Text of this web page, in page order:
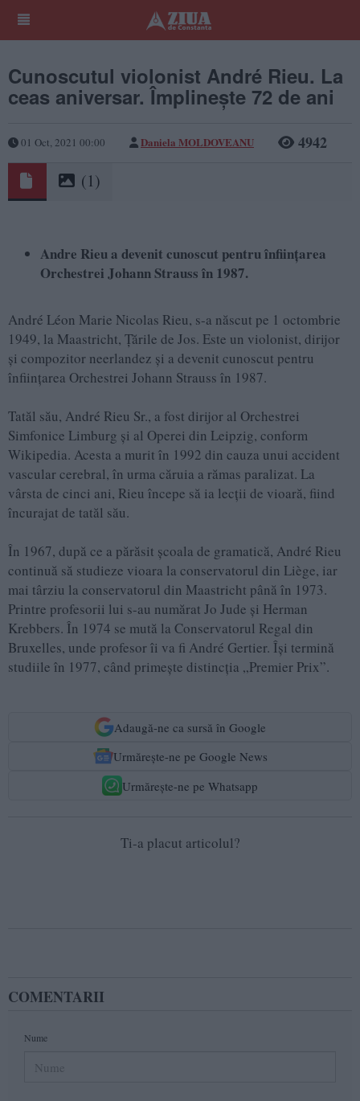
Cunoscutul violonist André Rieu. La
ceas aniversar. Împlinește 72 de ani
01 Oct, 2021 00:00 Daniela MOLDOVEANU 4942
(1)
Andre Rieu a devenit cunoscut pentru înființarea
Orchestrei Johann Strauss în 1987.
André Léon Marie Nicolas Rieu, s-a născut pe 1 octombrie
1949, la Maastricht, Țările de Jos. Este un violonist, dirijor
și compozitor neerlandez și a devenit cunoscut pentru
înființarea Orchestrei Johann Strauss în 1987.
Tatăl său, André Rieu Sr., a fost dirijor al Orchestrei
Simfonice Limburg și al Operei din Leipzig, conform
Wikipedia. Acesta a murit în 1992 din cauza unui accident
vascular cerebral, în urma căruia a rămas paralizat. La
vârsta de cinci ani, Rieu începe să ia lecții de vioară, fiind
încurajat de tatăl său.
În 1967, după ce a părăsit școala de gramatică, André Rieu
continuă să studieze vioara la conservatorul din Liège, iar
mai târziu la conservatorul din Maastricht până în 1973.
Printre profesorii lui s-au numărat Jo Jude și Herman
Krebbers. În 1974 se mută la Conservatorul Regal din
Bruxelles, unde profesor îi va fi André Gertier. Își termină
studiile în 1977, când primește distincția „Premier Prix”.
Adaugă-ne ca sursă în Google
Urmărește-ne pe Google News
Urmărește-ne pe Whatsapp
Ti-a placut articolul?
COMENTARII
Nume